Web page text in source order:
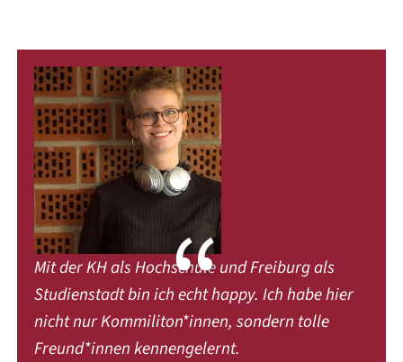
Mit der KH als Hochschule und Freiburg als
Studienstadt bin ich echt happy. Ich habe hier
nicht nur Kommiliton*innen, sondern tolle
Freund*innen kennengelernt.